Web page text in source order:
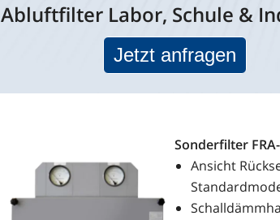
Abluftfilter Labor, Schule &
Jetzt anfragen
Sonderfilter
Ansicht